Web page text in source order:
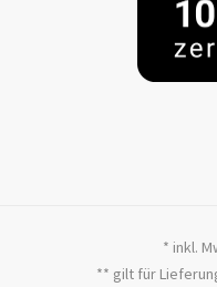
* inkl.
** gilt für